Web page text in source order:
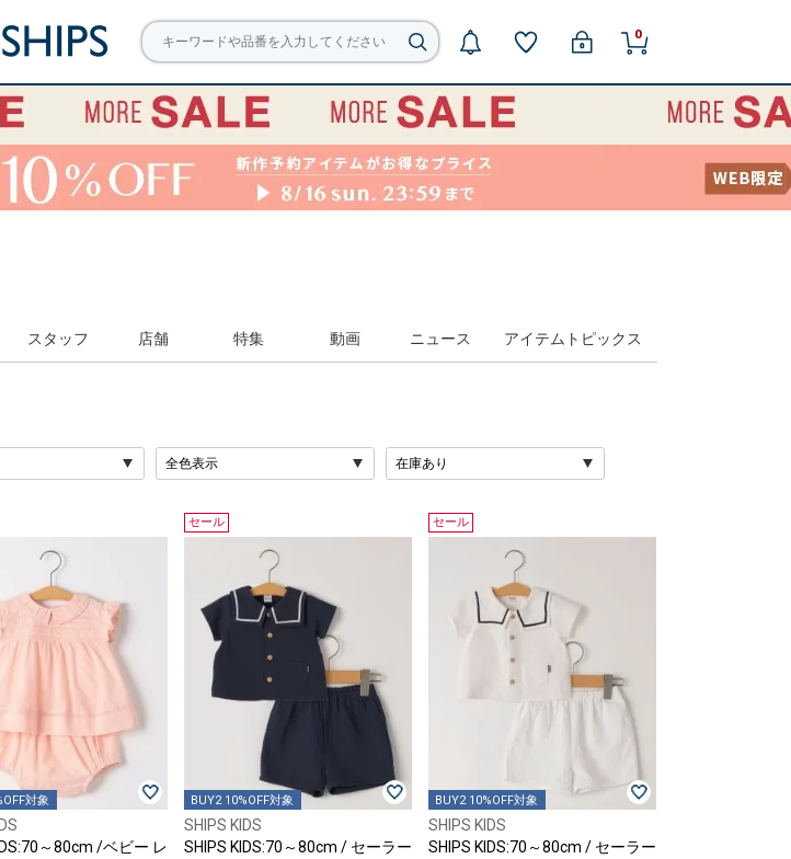
0
スタッフ 店舗 特集 動画 ニュース アイテムトピックス
対象
～80cm /ベビー レ
セール
BUY2 10%OFF対象
SHIPS KIDS
SHIPS KIDS:70～80cm / セーラー
セール
BUY2 10%OFF対象
SHIPS KIDS
SHIPS KIDS:70～80cm / セーラー